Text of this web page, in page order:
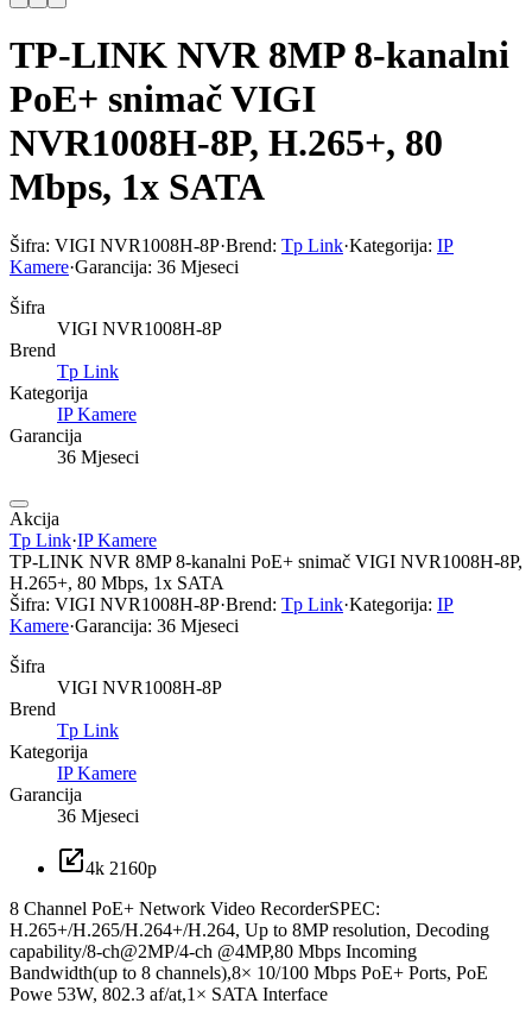
TP-LINK NVR 8MP 8-kanalni
PoE+ snimač VIGI
NVR1008H-8P, H.265+, 80
Mbps, 1x SATA
Šifra: VIGI NVR1008H-8P·Brend: Tp Link·Kategorija: IP
Kamere·Garancija: 36 Mjeseci
Šifra
VIGI NVR1008H-8P
Brend
Tp Link
Kategorija
IP Kamere
Garancija
36 Mjeseci
Akcija
Tp Link·IP Kamere
TP-LINK NVR 8MP 8-kanalni PoE+ snimač VIGI NVR1008H-8P,
H.265+, 80 Mbps, 1x SATA
Šifra: VIGI NVR1008H-8P·Brend: Tp Link·Kategorija: IP
Kamere·Garancija: 36 Mjeseci
Šifra
VIGI NVR1008H-8P
Brend
Tp Link
Kategorija
IP Kamere
Garancija
36 Mjeseci
4k 2160p
8 Channel PoE+ Network Video RecorderSPEC:
H.265+/H.265/H.264+/H.264, Up to 8MP resolution, Decoding
capability/8-ch@2MP/4-ch @4MP,80 Mbps Incoming
Bandwidth(up to 8 channels),8× 10/100 Mbps PoE+ Ports, PoE
Powe 53W, 802.3 af/at,1× SATA Interface